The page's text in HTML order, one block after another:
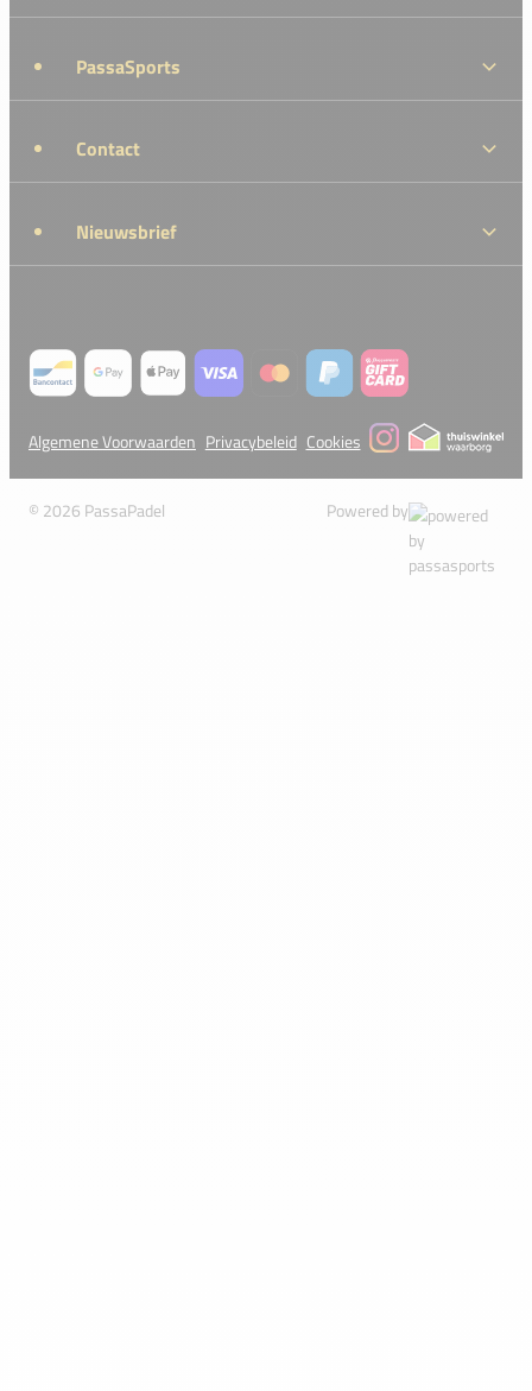
PassaSports
Contact
Nieuwsbrief
Algemene Voorwaarden Privacybeleid Cookies
© 2026 PassaPadel Powered by